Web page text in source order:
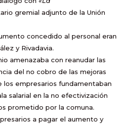
gremial adjunto de la Unión
concedido al personal eran
y Rivadavia.
amenazaba con reanudar las
del no cobro de las mejoras
los empresarios fundamentaban
salarial en la no efectivización
prometido por la comuna.
a pagar el aumento y